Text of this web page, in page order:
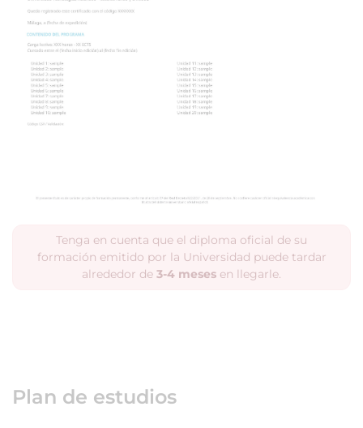
Tenga en cuenta que el diploma oficial de su
formación emitido por la Universidad puede tardar
alrededor de 3-4 meses en llegarle.
Plan de estudios